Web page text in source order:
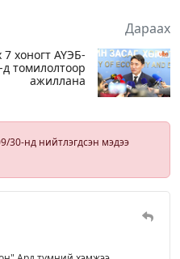
Дараах
хоногт АҮЭБ-
томилолтоор
ажиллана
30-нд нийтлэгдсэн мэдээ